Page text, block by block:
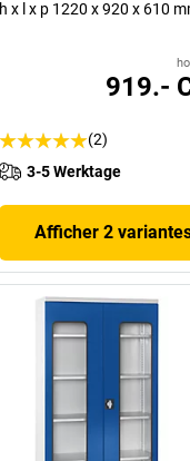
h x l x p 1220 x 920 x 610
919.-
(2)
3-5 Werktage
Afficher 2